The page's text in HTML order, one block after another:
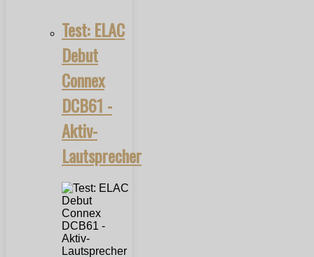
Test: ELAC
Debut
Connex
DCB61 -
Aktiv-
Lautsprecher